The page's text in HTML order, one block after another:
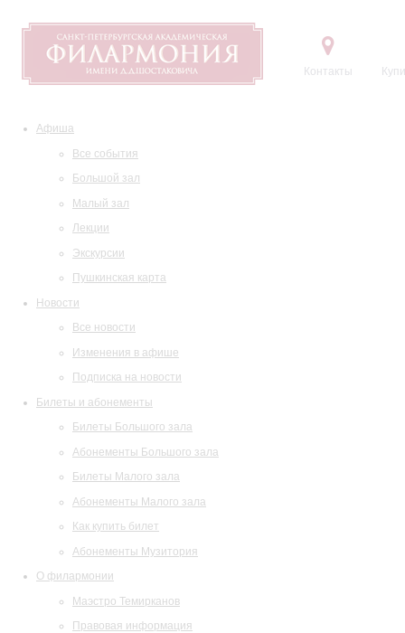
Контакты
Афиша
Все события
Большой зал
Малый зал
Лекции
Экскурсии
Пушкинская карта
Новости
Все новости
Изменения в афише
Подписка на новости
Билеты и абонементы
Билеты Большого зала
Абонементы Большого зала
Билеты Малого зала
Абонементы Малого зала
Как купить билет
Абонементы Музитория
О филармонии
Маэстро Темирканов
Правовая информация